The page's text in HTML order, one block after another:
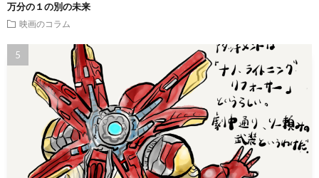
万分の１の別の未来
映画のコラム